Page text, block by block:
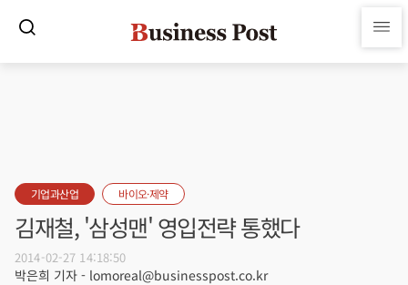
기업과산업 바이오·제약
김재철, '삼성맨' 영입전략 통했다
2014-02-27 14:18:50
박은희 기자 - lomoreal@businesspost.co.kr